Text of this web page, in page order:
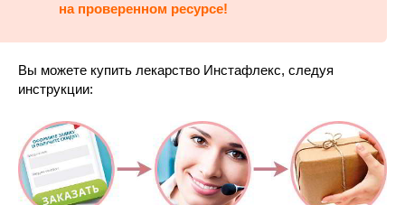
на проверенном ресурсе!
Вы можете купить лекарство Инстафлекс, следуя
инструкции: